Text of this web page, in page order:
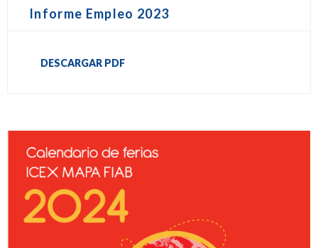
Informe Empleo 2023
DESCARGAR PDF